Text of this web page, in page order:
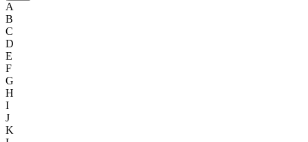
A
B
C
D
E
F
G
H
I
J
K